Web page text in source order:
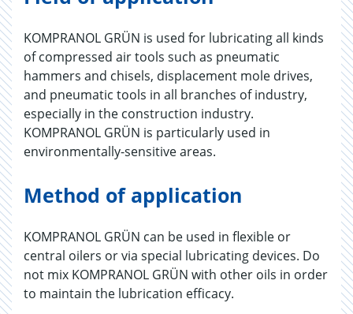
KOMPRANOL GRÜN is used for lubricating all kinds
of compressed air tools such as pneumatic
hammers and chisels, displacement mole drives,
and pneumatic tools in all branches of industry,
especially in the construction industry.
KOMPRANOL GRÜN is particularly used in
environmentally-sensitive areas.
Method of application
KOMPRANOL GRÜN can be used in flexible or
central oilers or via special lubricating devices. Do
not mix KOMPRANOL GRÜN with other oils in order
to maintain the lubrication efficacy.